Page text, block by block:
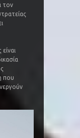
τον
που